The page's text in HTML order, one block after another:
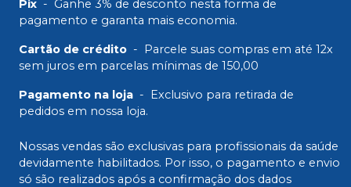
Pix - Ganhe 3% de desconto nesta forma de
pagamento e garanta mais economia.
Cartão de crédito - Parcele suas compras em até 12x
sem juros em parcelas mínimas de 150,00
Pagamento na loja - Exclusivo para retirada de
pedidos em nossa loja.
Nossas vendas são exclusivas para profissionais da saúde
devidamente habilitados. Por isso, o pagamento e envio
só são realizados após a confirmação dos dados